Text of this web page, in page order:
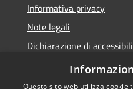
Informativa privacy
Note legali
Dichiarazione di
Meccanismo di Feedback
Questo sito web utilizza